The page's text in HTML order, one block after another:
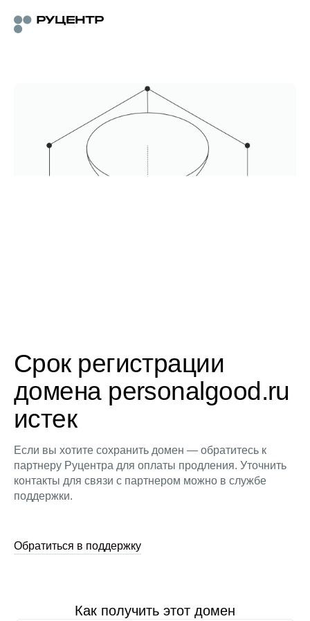
Срок регистрации
домена personalgood.ru
истек
Если вы хотите сохранить домен — обратитесь к
партнеру Руцентра для оплаты продления. Уточнить
контакты для связи с партнером можно в службе
поддержки.
Обратиться в поддержку
Как получить этот домен